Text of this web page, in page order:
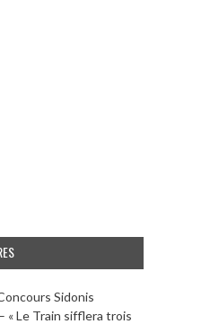
Sidonis
« Le Train sifflera trois